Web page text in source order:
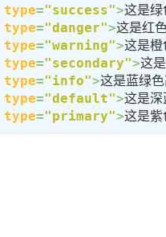
type="success">这是绿
type="danger">这是红
type="warning">这是橙
type="secondary">这
type="info">这是蓝绿
type="default">这是深
type="primary">这是紫